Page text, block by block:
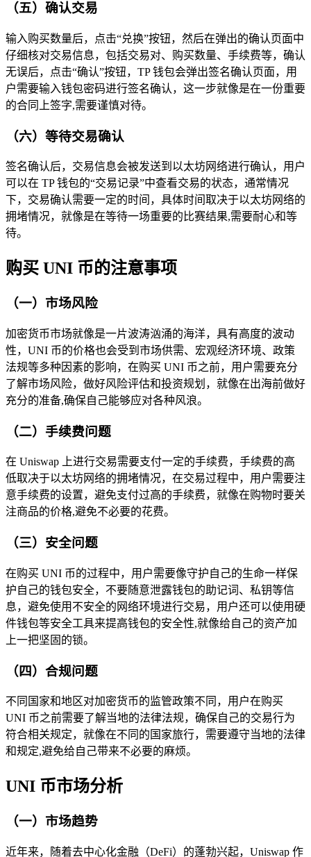
（五）确认交易
输入购买数量后，点击“兑换”按钮，然后在弹出的确认页面中
仔细核对交易信息，包括交易对、购买数量、手续费等，确认
无误后，点击“确认”按钮，TP 钱包会弹出签名确认页面，用
户需要输入钱包密码进行签名确认，这一步就像是在一份重要
的合同上签字,需要谨慎对待。
（六）等待交易确认
签名确认后，交易信息会被发送到以太坊网络进行确认，用户
可以在 TP 钱包的“交易记录”中查看交易的状态，通常情况
下，交易确认需要一定的时间，具体时间取决于以太坊网络的
拥堵情况，就像是在等待一场重要的比赛结果,需要耐心和等
待。
购买 UNI 币的注意事项
（一）市场风险
加密货币市场就像是一片波涛汹涌的海洋，具有高度的波动
性，UNI 币的价格也会受到市场供需、宏观经济环境、政策
法规等多种因素的影响，在购买 UNI 币之前，用户需要充分
了解市场风险，做好风险评估和投资规划，就像在出海前做好
充分的准备,确保自己能够应对各种风浪。
（二）手续费问题
在 Uniswap 上进行交易需要支付一定的手续费，手续费的高
低取决于以太坊网络的拥堵情况，在交易过程中，用户需要注
意手续费的设置，避免支付过高的手续费，就像在购物时要关
注商品的价格,避免不必要的花费。
（三）安全问题
在购买 UNI 币的过程中，用户需要像守护自己的生命一样保
护自己的钱包安全，不要随意泄露钱包的助记词、私钥等信
息，避免使用不安全的网络环境进行交易，用户还可以使用硬
件钱包等安全工具来提高钱包的安全性,就像给自己的资产加
上一把坚固的锁。
（四）合规问题
不同国家和地区对加密货币的监管政策不同，用户在购买
UNI 币之前需要了解当地的法律法规，确保自己的交易行为
符合相关规定，就像在不同的国家旅行，需要遵守当地的法律
和规定,避免给自己带来不必要的麻烦。
UNI 币市场分析
（一）市场趋势
近年来，随着去中心化金融（DeFi）的蓬勃兴起，Uniswap 作